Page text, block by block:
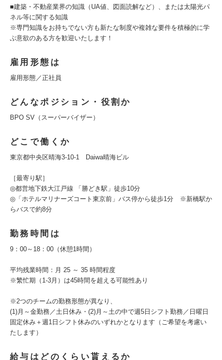
■建築・不動産業界の知識（UA値、図面読解など）、または太陽光パ
ネル等に関する知識
※専門知識をお持ちでない方も新たな制度や複雑な要件を積極的に学
ぶ意欲のある方を歓迎いたします！
雇用形態は
雇用形態／正社員
どんなポジション・役割か
BPO SV（スーパーバイザー）
どこで働くか
東京都中央区晴海3-10-1 Daiwa晴海ビル
［最寄り駅］
◎都営地下鉄大江戸線 「勝どき駅」徒歩10分
◎「ホテルマリナーズコート東京前」バス停から徒歩1分 ※新橋駅か
らバスで約8分
勤務時間は
9：00～18：00（休憩1時間）
平均残業時間：月 25 ～ 35 時間程度
※繁忙期（1-3月）は45時間を超える可能性あり
※2つのチームの勤務形態が異なり、
(1)月～金勤務／土日休み・(2)月～土の中で週5日シフト勤務／日曜日
固定休み＋週1日シフト休みのいずれかとなります（ご希望を考慮い
たします）
給与はどのくらい貰えるか